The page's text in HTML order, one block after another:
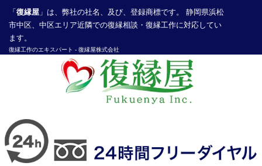
「 復縁屋 」は、弊社の社名、及び、登録商標です。 静岡県浜松
市中区、中区エリア近隣での復縁相談・復縁工作に対応してい
ます。
復縁工作のエキスパート - 復縁屋株式会社
探偵業届出登録番号30210286号